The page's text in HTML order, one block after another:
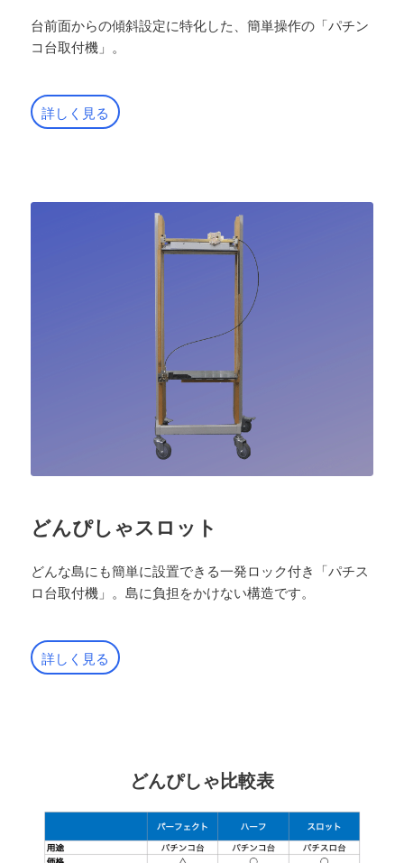
台前面からの傾斜設定に特化した、簡単操作の「パチン
コ台取付機」。
詳しく見る
どんぴしゃスロット
どんな島にも簡単に設置できる一発ロック付き「パチス
ロ台取付機」。島に負担をかけない構造です。
詳しく見る
どんぴしゃ比較表